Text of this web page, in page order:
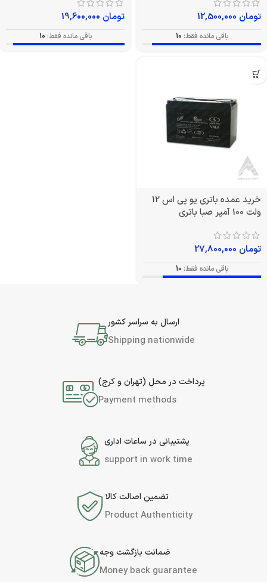
تومان
باقی مانده فقط: 10
تومان
باقی مانده فقط: 10
خرید عمده باتری یو پی اس 12
ولت 100 آمپر صبا باتری
تومان
باقی مانده فقط: 10
ارسال به سراسر کشور
Shipping nationwide
پرداخت در محل (تهران و کرج)
Payment methods
پشتیبانی در ساعات اداری
support in work time
تضمین اصالت کالا
Product Authenticity
ضمانت بازگشت وجه
Money back guarantee